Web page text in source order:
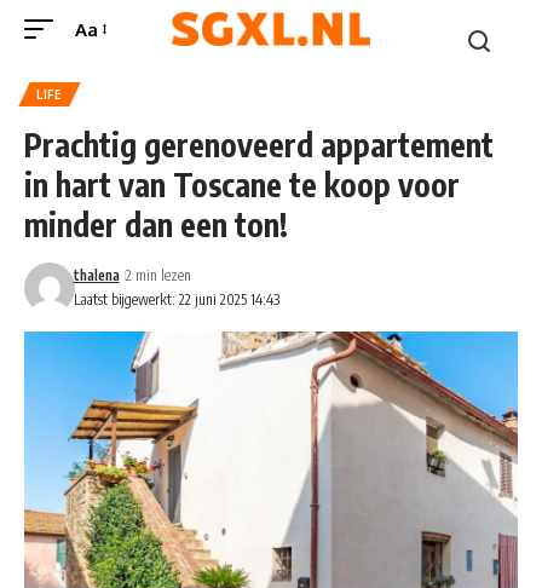
Aa
LIFE
Prachtig gerenoveerd appartement
in hart van Toscane te koop voor
minder dan een ton!
Laatst bijgewerkt: 22 juni 2025 14:43
thalena 2 min lezen